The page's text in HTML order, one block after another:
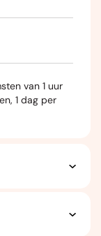
van 1 uur
1 dag per